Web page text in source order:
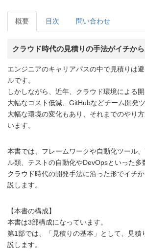
概要 目次 問い合わせ
クラウド時代の見積りの手法がイチから
エンジニアのキャリアパスの中で見積りは
ルです。
しかしながら、近年、クラウド環境による
大幅なコスト低減、GitHubなどチーム開発
大幅な環境の変化もあり、それまでのやり
います。
本書では、フレームワークや自動化ツール
ル類、テストの自動化やDevOpsといった多
クラウド時代の開発手法に沿った形でイチ
説します。
【本書の構成】
本書は3部構成になっています。
第1部では、「見積りの基本」として、見積
説します。